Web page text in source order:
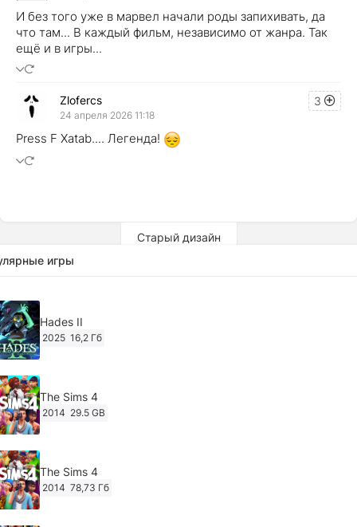
И без того уже в марвел начали роды запихивать, да
что там... В каждый фильм, независимо от жанра. Так
ещё и в игры...
3
Zlofercs
24 апреля 2026 11:18
Press F Xatab.... Легенда!
Старый дизайн
игры
Hades II
2025 16,2 Гб
The Sims 4
2014 29.5 GB
The Sims 4
2014 78,73 Гб